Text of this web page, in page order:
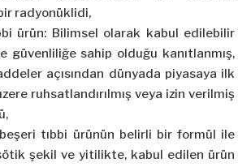
radyonüklidi,
ürün: Bilimsel olarak kabul edilebilir
güvenliliğe sahip olduğu kanıtlanmış,
açısından dünyada piyasaya ilk
ruhsatlandırılmış veya izin verilmiş
tıbbi ürünün belirli bir formül ile
şekil ve yitilikte, kabul edilen ürün